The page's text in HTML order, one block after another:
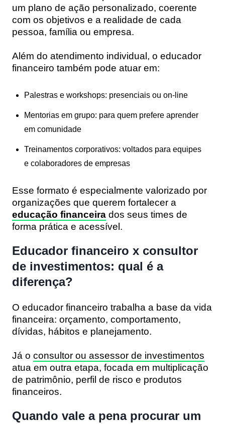
um plano de ação personalizado, coerente
com os objetivos e a realidade de cada
pessoa, família ou empresa.
Além do atendimento individual, o educador
financeiro também pode atuar em:
Palestras e workshops: presenciais ou on-line
Mentorias em grupo: para quem prefere aprender
em comunidade
Treinamentos corporativos: voltados para equipes
e colaboradores de empresas
Esse formato é especialmente valorizado por
organizações que querem fortalecer a
educação financeira dos seus times de
forma prática e acessível.
Educador financeiro x consultor
de investimentos: qual é a
diferença?
O educador financeiro trabalha a base da vida
financeira: orçamento, comportamento,
dívidas, hábitos e planejamento.
Já o consultor ou assessor de investimentos
atua em outra etapa, focada em multiplicação
de patrimônio, perfil de risco e produtos
financeiros.
Quando vale a pena procurar um